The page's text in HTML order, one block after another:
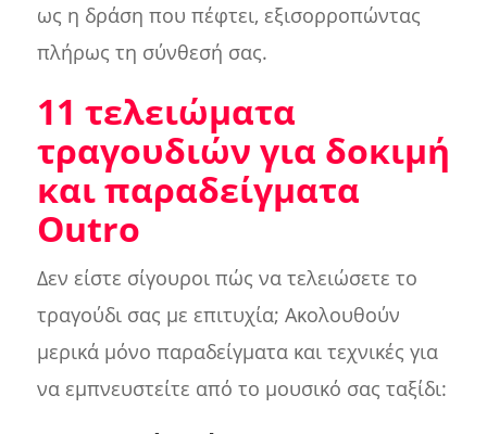
ως η δράση που πέφτει, εξισορροπώντας
πλήρως τη σύνθεσή σας.
11 τελειώματα
τραγουδιών για δοκιμή
και παραδείγματα
Outro
Δεν είστε σίγουροι πώς να τελειώσετε το
τραγούδι σας με επιτυχία; Ακολουθούν
μερικά μόνο παραδείγματα και τεχνικές για
να εμπνευστείτε από το μουσικό σας ταξίδι: